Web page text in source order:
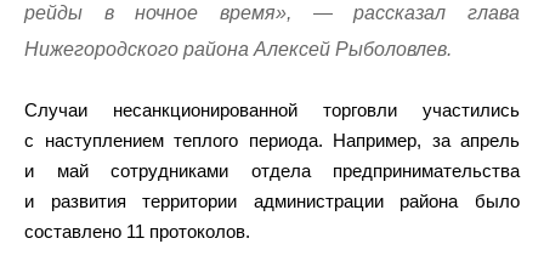
рейды в ночное время», — рассказал глава
Нижегородского района Алексей Рыболовлев.
Случаи несанкционированной торговли участились
с наступлением теплого периода. Например, за апрель
и май сотрудниками отдела предпринимательства
и развития территории администрации района было
составлено 11 протоколов.